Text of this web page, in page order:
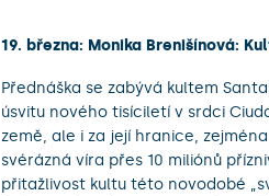
19. března: Monika Brenišínová:
Přednáška se zabývá kultem
úsvitu nového tisíciletí v srdci
země, ale i za její hranice,
svérázná víra přes 10 miliónů
přitažlivost kultu této novodobé